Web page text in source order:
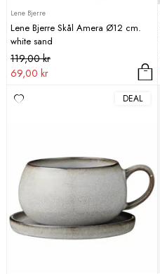
Lene Bjerre
Lene Bjerre Skål Amera Ø12 cm.
white sand
119,00kr
Det
ursprungliga
var:
69,00 kr
Det
nuvarande
är:
DEAL